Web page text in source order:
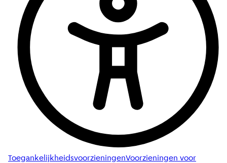
ToegankelijkheidsvoorzieningenVoorzieningen voor